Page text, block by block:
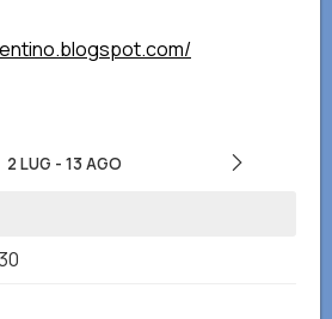
2 LUG - 13 AGO